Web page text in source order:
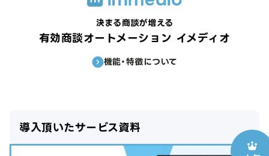
決まる商談が増える
有効商談オートメーション イメディオ
機能・特徴について
導入頂いたサービス資料